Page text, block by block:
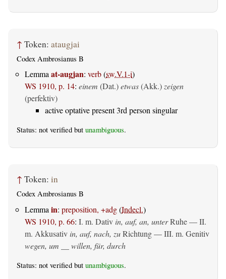
↑ Token: ataugjai
Codex Ambrosianus B
Lemmaat-augjan: verb(sw.V.1-i)
WS 1910, p. 14: einem (Dat.)etwas(Akk.)zeigen
(perfektiv)
active optative present 3rd person singular
Status: not verified but unambiguous.
↑ Token: in
Codex Ambrosianus B
Lemma in: preposition, +adg(Indecl.)
WS 1910, p. 66: I. m. Dativ in, auf, an, unterRuhe — II.
m. Akkusativ in, auf, nach, zuRichtung — III. m. Genitiv
wegen, um __ willen, für, durch
Status: not verified but unambiguous.